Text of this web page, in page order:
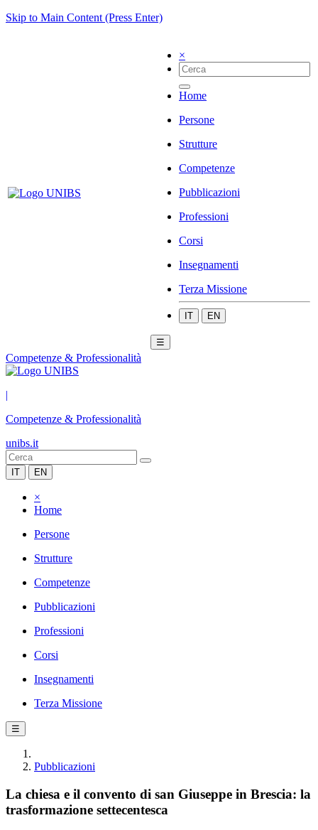
Skip to Main Content (Press Enter)
×
Home
Persone
Strutture
Competenze
Pubblicazioni
Professioni
Corsi
Insegnamenti
Terza Missione
IT EN
☰
Competenze & Professionalità
|
Competenze & Professionalità
unibs.it
IT EN
×
Home
Persone
Strutture
Competenze
Pubblicazioni
Professioni
Corsi
Insegnamenti
Terza Missione
☰
Pubblicazioni
La chiesa e il convento di san Giuseppe in Brescia: la
trasformazione settecentesca